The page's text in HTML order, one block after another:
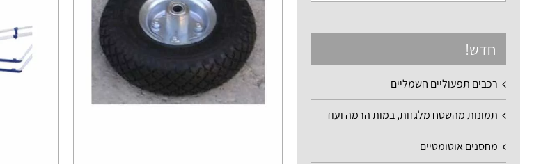
חדש!
רכבים תפעוליים חשמליים
תמונות מהשטח מלגזות, במות הרמה ועוד
מחסנים אוטומטיים